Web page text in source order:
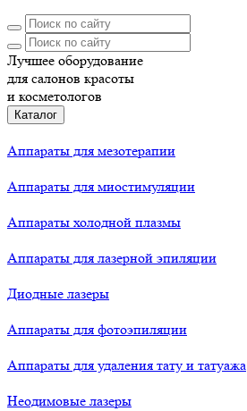
Лучшее оборудование
для салонов красоты
и косметологов
Каталог
Аппараты для мезотерапии
Аппараты для миостимуляции
Аппараты холодной плазмы
Аппараты для лазерной эпиляции
Диодные лазеры
Аппараты для фотоэпиляции
Аппараты для удаления тату и татуажа
Неодимовые лазеры